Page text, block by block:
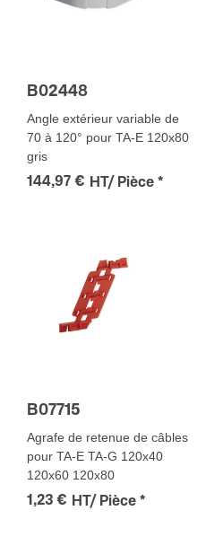
B02448
Angle extérieur variable de
70 à 120° pour TA-E 120x80
gris
144,97 € HT/ Pièce *
B07715
Agrafe de retenue de câbles
pour TA-E TA-G 120x40
120x60 120x80
1,23 € HT/ Pièce *